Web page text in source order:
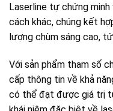
Laserline tự chứng minh
cách khác, chúng kết
lượng chùm sáng cao,
Với sản phẩm tham số
cấp thông tin về khả
có thể đạt được giá trị